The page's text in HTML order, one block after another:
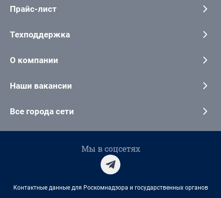
Прайс-лист
Техподдержка
О компании
Наши вакансии
Все города сети
Мы в соцсетях
Контактные данные для Роскомнадзора и государственных органов